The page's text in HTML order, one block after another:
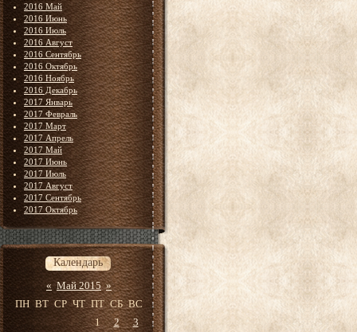
2016 Май
2016 Июнь
2016 Июль
2016 Август
2016 Сентябрь
2016 Октябрь
2016 Ноябрь
2016 Декабрь
2017 Январь
2017 Февраль
2017 Март
2017 Апрель
2017 Май
2017 Июнь
2017 Июль
2017 Август
2017 Сентябрь
2017 Октябрь
Календарь
« Май 2015 »
ПН ВТ СР ЧТ ПТ СБ ВС
1
2
3